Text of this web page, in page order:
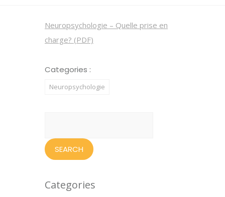
Neuropsychologie – Quelle prise en
charge? (PDF)
Categories :
Neuropsychologie
Categories